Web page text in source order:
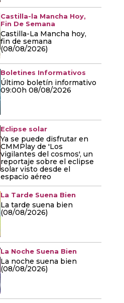
Castilla-la Mancha Hoy,
Fin De Semana
Castilla-La Mancha hoy,
fin de semana
(08/08/2026)
Boletines Informativos
Último boletín informativo
09:00h 08/08/2026
Eclipse solar
Ya se puede disfrutar en
CMMPlay de 'Los
vigilantes del cosmos', un
reportaje sobre el eclipse
solar visto desde el
espacio aéreo
La Tarde Suena Bien
La tarde suena bien
(08/08/2026)
La Noche Suena Bien
La noche suena bien
(08/08/2026)